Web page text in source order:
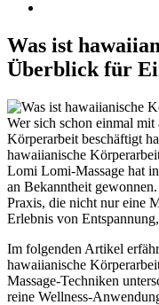
Was ist
Überblick für
Wer sich schon einmal mit
Körperarbeit beschäftigt
hawaiianische
Lomi Lomi-Massage hat
an Bekanntheit
Praxis, die nicht nur eine
Erlebnis von
Im folgenden Artikel
hawaiianische
Massage-Techniken
reine Wellness-